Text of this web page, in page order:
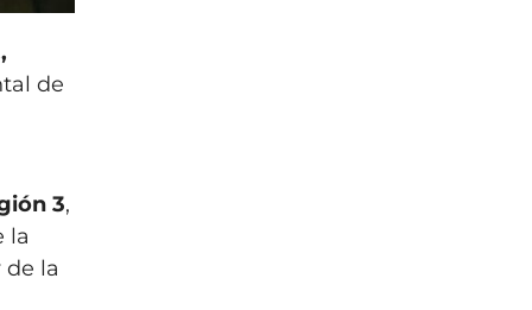
de
3,
la
de la